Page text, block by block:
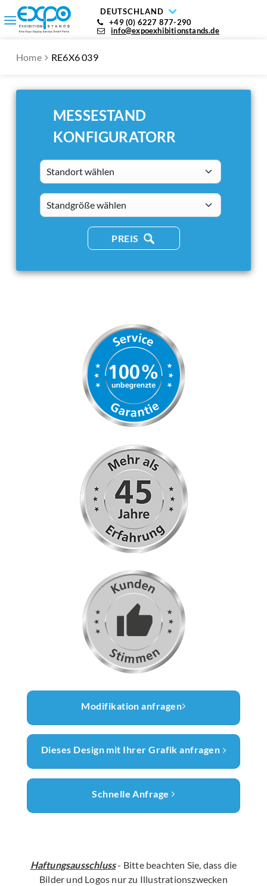
DEUTSCHLAND
+49 (0) 6227 877-290
info@expoexhibitionstands.de
Home RE6X6 039
MESSESTAND
KONFIGURATORR
Standort wählen
standsizes
PREIS
Modifikation anfragen
Dieses Design mit Ihrer Grafik anfragen
Schnelle Anfrage
Haftungsausschluss- Bitte beachten Sie, dass die
Bilder und Logos nur zu Illustrationszwecken